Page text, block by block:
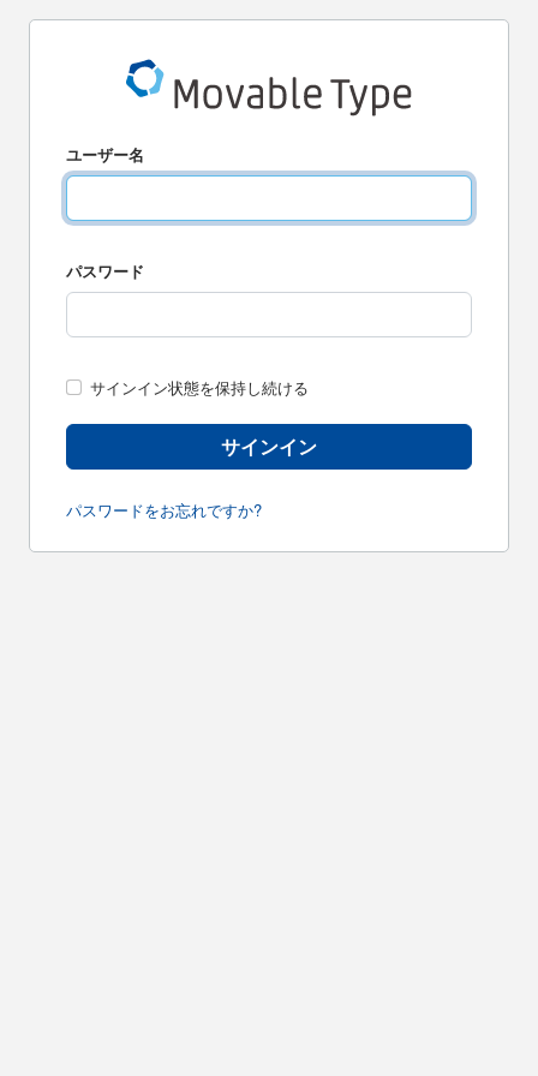
ユーザー名
パスワード
サインイン状態を保持し続ける
パスワードをお忘れですか?
サインイン